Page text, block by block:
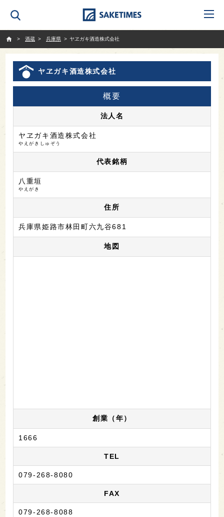
酒蔵
兵庫県 ヤヱガキ酒造株式会社
ヤヱガキ酒造株式会社
概要
法人名
ヤヱガキ酒造株式会社
やえがきしゅぞう
代表銘柄
八重垣
やえがき
住所
兵庫県姫路市林田町六九谷681
地図
創業（年）
1666
TEL
079-268-8080
FAX
079-268-8088